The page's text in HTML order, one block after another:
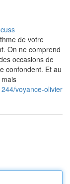
de votre
On ne comprend
occasions de
confondent. Et au
voyance-olivier